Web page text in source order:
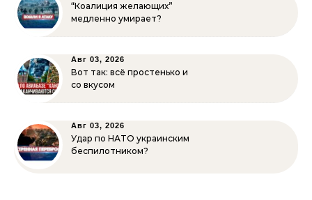
“Коалиция желающих”
медленно умирает?
Авг 03, 2026
Вот так: всё простенько и
со вкусом
Авг 03, 2026
Удар по НАТО украинским
беспилотником?